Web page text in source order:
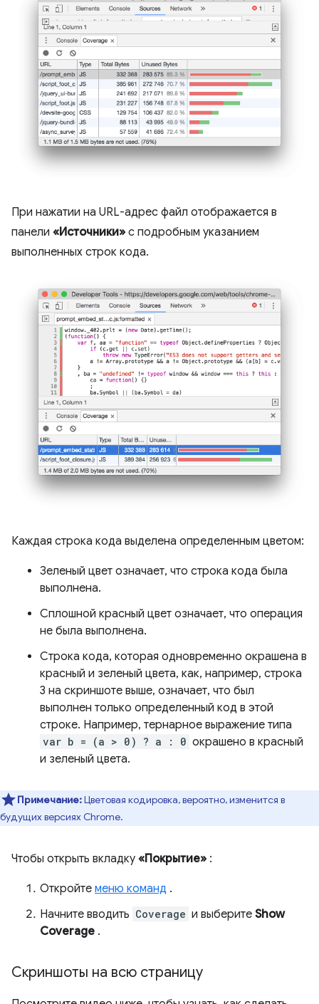
При нажатии на URL-адрес файл отображается в
панели «Источники» с подробным указанием
выполненных строк кода.
Каждая строка кода выделена определенным цветом:
Зеленый цвет означает, что строка кода была
выполнена.
Сплошной красный цвет означает, что операция
не была выполнена.
Строка кода, которая одновременно окрашена в
красный и зеленый цвета, как, например, строка
3 на скриншоте выше, означает, что был
выполнен только определенный код в этой
строке. Например, тернарное выражение типа
var b = (a > 0) ? a : 0 окрашено в красный
и зеленый цвета.
Примечание:Цветовая кодировка, вероятно, изменится в
будущих версиях Chrome.
Чтобы открыть вкладку «Покрытие» :
Откройте меню команд .
Начните вводить Coverage и выберите Show
Coverage .
Скриншоты на всю страницу